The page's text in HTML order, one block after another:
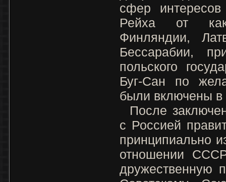
сфер
Рейха от
Финляндии,
Бессарабии,
польского
Буг-Сан по
были включены в
После
с Россией
принципиально
отношении
дружественную